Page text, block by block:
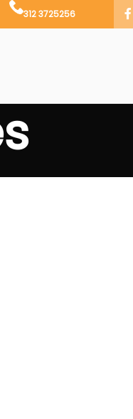
312 3725256